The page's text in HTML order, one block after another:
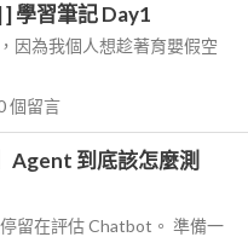
學習筆記 Day1
因為我個人想趁著育嬰假空
個留言
Agent 到底該怎麼測
留在評估 Chatbot。 準備一